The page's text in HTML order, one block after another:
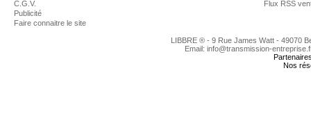
C.G.V.
Publicité
Faire connaitre le site
Flux RSS
LIBBRE ® - 9 Rue James Watt - 49070
Email: info@transmission-
Nos